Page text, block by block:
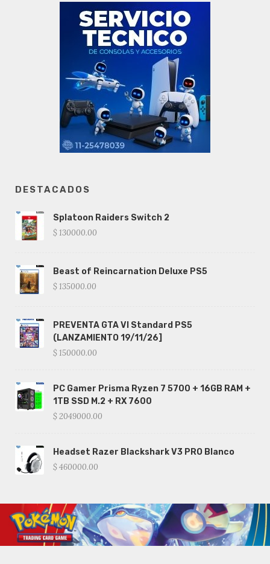
DESTACADOS
Splatoon Raiders Switch 2
$ 130000.00
Beast of Reincarnation Deluxe PS5
$ 135000.00
PREVENTA GTA VI Standard PS5
(LANZAMIENTO 19/11/26]
$ 150000.00
PC Gamer Prisma Ryzen 7 5700 + 16GB RAM +
1TB SSD M.2 + RX 7600
$ 2049000.00
Headset Razer Blackshark V3 PRO Blanco
$ 460000.00